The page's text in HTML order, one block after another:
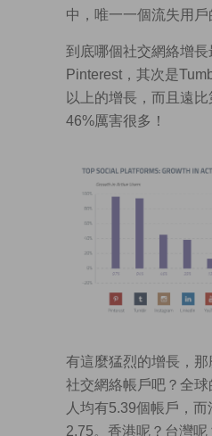
中，唯一一個流失用戶
到底哪個社交網絡增
Pinterest，其次是
以上的增長，而且遠
46%厲害很多！
有這麼猛烈的增長，
社交網絡帳戶吧？全
人均有5.39個帳戶，
2.75。香港呢？台灣呢